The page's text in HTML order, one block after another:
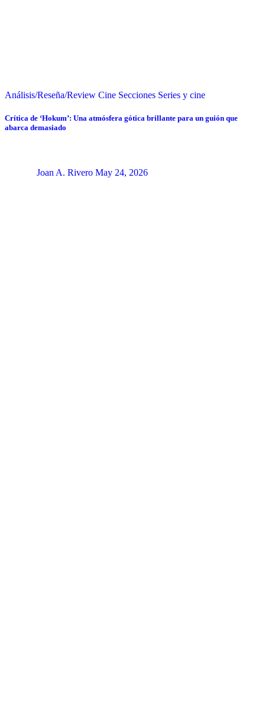
Análisis/Reseña/Review Cine Secciones Series y cine
Crítica de ‘Hokum’: Una atmósfera gótica brillante para un guión que
abarca demasiado
Joan A. Rivero May 24, 2026